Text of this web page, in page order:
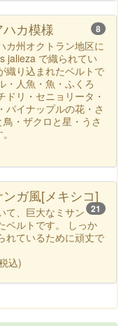
カ模様 8
カ州オクトラン地区に
jalieza で織られてい
織り込まれたベルトで
・人魚・魚・ふくろ
ドリ・セニョリータ・
パイナップルの花・さ
・ザクロと星・うさ
ガ風[メキシコ]
21
て、巨大なミサン
ベルトです。 しっか
れているために頑丈で
込)